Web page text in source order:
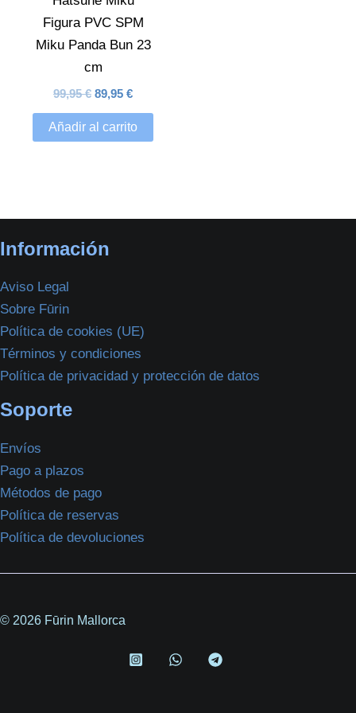
Figura PVC SPM
Miku Panda Bun 23
cm
99,95€ 89,95 €
Añadir al carrito
Información
Aviso Legal
Sobre Fūrin
Política de cookies (UE)
Términos y condiciones
Política de privacidad y protección de datos
Soporte
Envíos
Pago a plazos
Métodos de pago
Política de reservas
Política de devoluciones
© 2026 Fūrin Mallorca